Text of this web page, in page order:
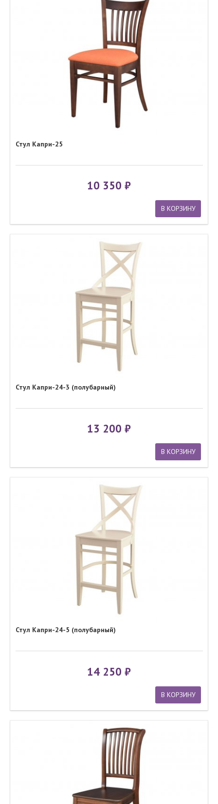
Стул Капри-25
10 350
В КОРЗИНУ
Стул Капри-24-3 (полубарный)
13 200
В КОРЗИНУ
Стул Капри-24-5 (полубарный)
14 250
В КОРЗИНУ